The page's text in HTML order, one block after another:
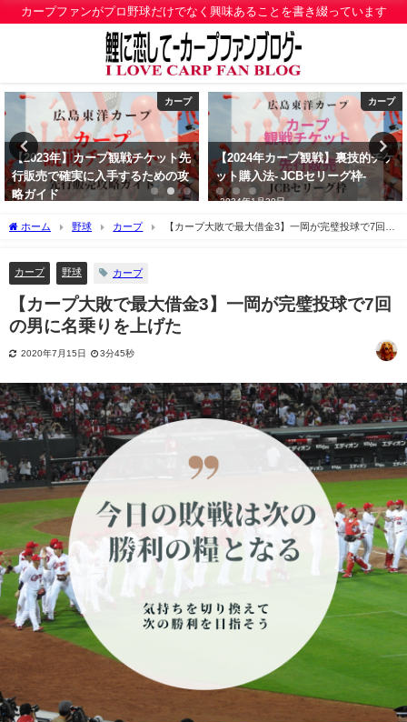
カープファンがプロ野球だけでなく興味あることを書き綴っています
カープ
【2024年カープ観戦】裏技的チケ
ット購入法- JCBセリーグ枠-
2024年1月20日
わんこ
【わんこ飼い主さん必見】わんこ
散歩うんち処理袋 おすすめベス
ト3
ホーム 野球 カープ
【カープ大敗で最大借金3】一岡が完璧投球で7回の
カープ 野球 カープ
【カープ大敗で最大借金3】一岡が完璧投球で7回
の男に名乗りを上げた
2020年7月15日 3分45秒